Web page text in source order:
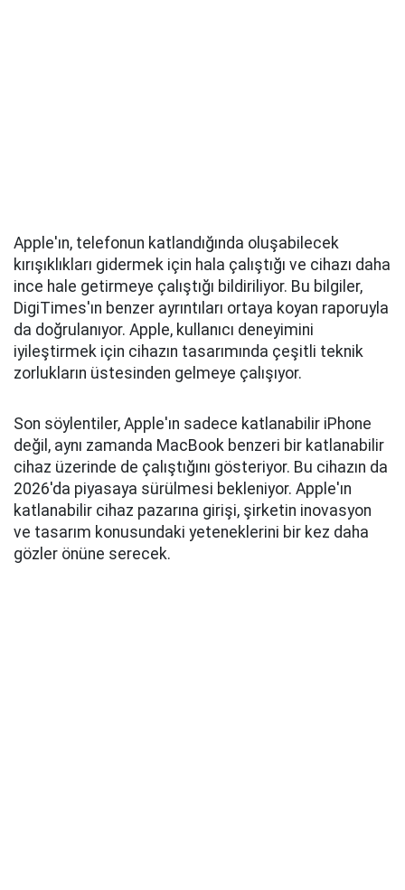
Apple'ın, telefonun katlandığında oluşabilecek
kırışıklıkları gidermek için hala çalıştığı ve cihazı daha
ince hale getirmeye çalıştığı bildiriliyor. Bu bilgiler,
DigiTimes'ın benzer ayrıntıları ortaya koyan raporuyla
da doğrulanıyor. Apple, kullanıcı deneyimini
iyileştirmek için cihazın tasarımında çeşitli teknik
zorlukların üstesinden gelmeye çalışıyor.
Son söylentiler, Apple'ın sadece katlanabilir iPhone
değil, aynı zamanda MacBook benzeri bir katlanabilir
cihaz üzerinde de çalıştığını gösteriyor. Bu cihazın da
2026'da piyasaya sürülmesi bekleniyor. Apple'ın
katlanabilir cihaz pazarına girişi, şirketin inovasyon
ve tasarım konusundaki yeteneklerini bir kez daha
gözler önüne serecek.